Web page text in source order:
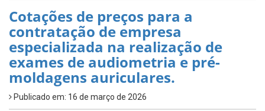
Cotações de preços para a
contratação de empresa
especializada na realização de
exames de audiometria e pré-
moldagens auriculares.
Publicado em: 16 de março de 2026